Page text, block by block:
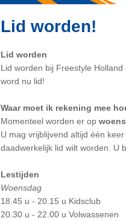
Lid worden!
Lid worden
Lid worden bij Freestyle
word nu lid!
Waar moet ik rekening mee
Momenteel worden er op
U mag vrijblijvend altijd één
daadwerkelijk lid wilt worden. U
Lestijden
Woensdag
18.45 u - 20.15 u Kidsclub
20.30 u - 22.00 u Volwassenen